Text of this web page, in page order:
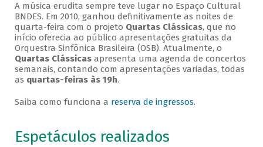
A música erudita sempre teve lugar no Espaço Cultural
BNDES. Em 2010, ganhou definitivamente as noites de
quarta-feira com o projeto Quartas Clássicas, que no
início oferecia ao público apresentações gratuitas da
Orquestra Sinfônica Brasileira (OSB). Atualmente, o
Quartas Clássicasapresenta uma agenda de concertos
semanais, contando com apresentações variadas, todas
as quartas-feiras às 19h.
Saiba como funciona a reserva de ingressos.
Espetáculos realizados